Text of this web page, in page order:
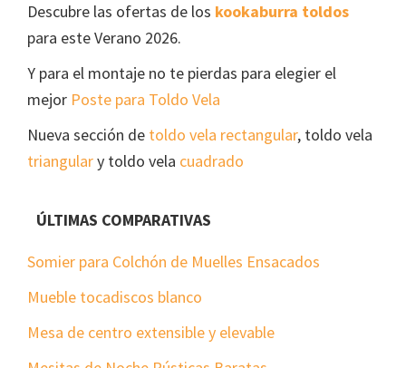
Descubre las ofertas de los kookaburra toldos
para este Verano 2026.
Y para el montaje no te pierdas para elegier el
mejor Poste para Toldo Vela
Nueva sección de toldo vela rectangular, toldo vela
triangulary toldo vela cuadrado
ÚLTIMAS COMPARATIVAS
Somier para Colchón de Muelles Ensacados
Mueble tocadiscos blanco
Mesa de centro extensible y elevable